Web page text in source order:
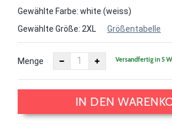
Gewählte Farbe: white (weiss)
Gewählte Größe: 2XL Größentabelle
Menge Versandfertig in 5
IN DEN